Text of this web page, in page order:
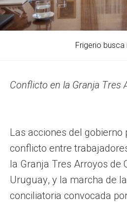
Frigerio busca
Conflicto en la Granja Tres
Las acciones del gobierno
conflicto entre
la Granja Tres Arroyos de
Uruguay, y la marcha de
conciliatoria convocada